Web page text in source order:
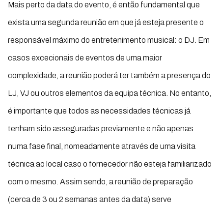
Mais perto da data do evento, é então fundamental que
exista uma segunda reunião em que já esteja presente o
responsável máximo do entretenimento musical: o DJ. Em
casos excecionais de eventos de uma maior
complexidade, a reunião poderá ter também a presença do
LJ, VJ ou outros elementos da equipa técnica. No entanto,
é importante que todos as necessidades técnicas já
tenham sido asseguradas previamente e não apenas
numa fase final, nomeadamente através de uma visita
técnica ao local caso o fornecedor não esteja familiarizado
com o mesmo. Assim sendo, a reunião de preparação
(cerca de 3 ou 2 semanas antes da data) serve